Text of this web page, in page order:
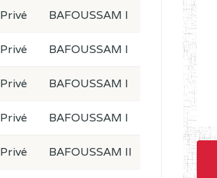
Privé BAFOUSSAM I
Privé BAFOUSSAM I
Privé BAFOUSSAM I
Privé BAFOUSSAM I
Privé BAFOUSSAM II